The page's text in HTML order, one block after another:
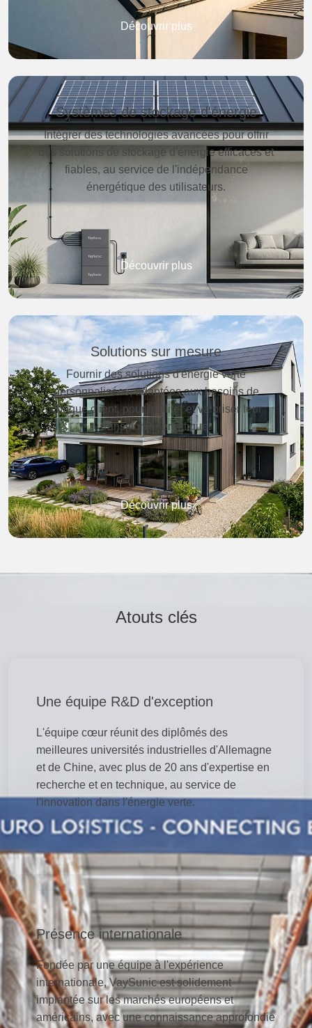
Découvrir plus
Systèmes de stockage d'énergie
Intégrer des technologies avancées pour offrir
des solutions de stockage d'énergie efficaces et
fiables, au service de l'indépendance
énergétique des utilisateurs.
Découvrir plus
Solutions sur mesure
Fournir des solutions d'énergie verte
personnalisées, adaptées aux besoins de
chaque client, pour faciliter et valoriser leur
transition énergétique.
Découvrir plus
Atouts clés
Une équipe R&D d'exception
L'équipe cœur réunit des diplômés des
meilleures universités industrielles d'Allemagne
et de Chine, avec plus de 20 ans d'expertise en
recherche et en technique, au service de
l'innovation dans l'énergie verte.
Présence internationale
Fondée par une équipe à l'expérience
internationale, VaySunic est solidement
implantée sur les marchés européens et
américains, avec une connaissance approfondie